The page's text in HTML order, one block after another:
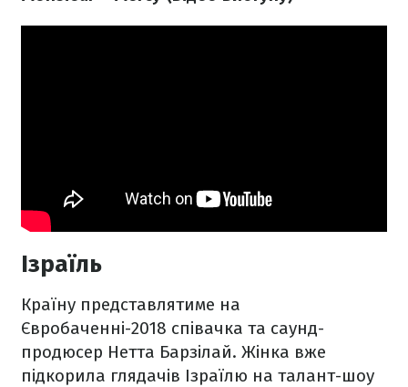
Ізраїль
Країну представлятиме на
Євробаченні-2018 співачка та саунд-
продюсер Нетта Барзілай. Жінка вже
підкорила глядачів Ізраїлю на талант-шоу